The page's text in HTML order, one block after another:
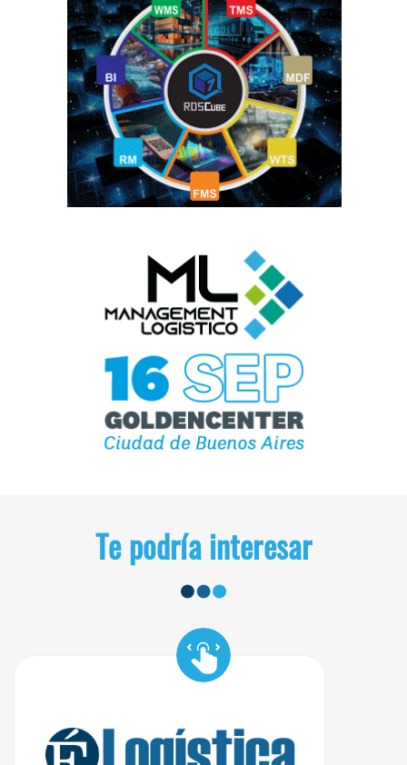
Te podría interesar